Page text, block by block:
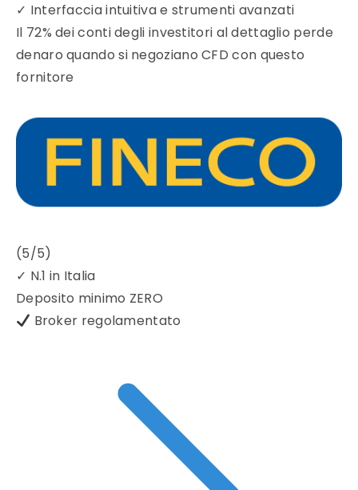
✓ Interfaccia intuitiva e strumenti avanzati
Il 72% dei conti degli investitori al dettaglio perde
denaro quando si negoziano CFD con questo
fornitore
(5/5)
✓ N.1 in Italia
Deposito minimo ZERO
Broker regolamentato